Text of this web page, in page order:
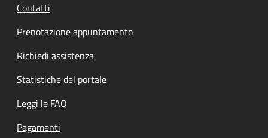
Contatti
Prenotazione appuntamento
Richiedi assistenza
Statistiche del portale
Leggi le FAQ
Pagamenti